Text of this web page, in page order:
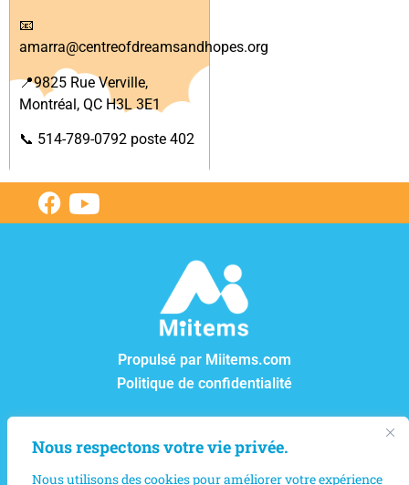
Nous respectons votre vie privée.
Nous utilisons des cookies pour améliorer votre expérience
📧
amarra@centreofdreamsandhopes.org
📍9825 Rue Verville,
Montréal, QC H3L 3E1
📞 514-789-0792 poste 402
Propulsé par Miitems.com
Politique de confidentialité
CENTRE DE RÊVES ET ESPOIRS
12550, boul. Lacordaire, Montréal-Nord, Québec, H1G